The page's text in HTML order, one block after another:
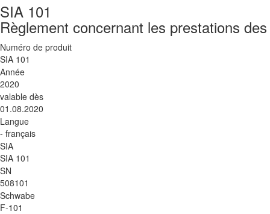
SIA 101
Règlement concernant les prestations
Numéro de produit
SIA 101
Année
2020
valable dès
01.08.2020
Langue
- français
SIA
SIA 101
SN
508101
Schwabe
F-101